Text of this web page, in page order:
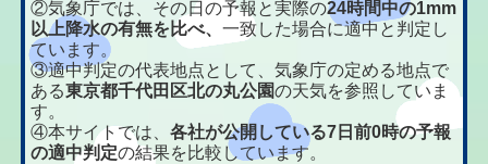
②気象庁では、その日の予報と実際の24時間中の1mm
以上降水の有無を比べ、一致した場合に適中と判定し
ています。
③適中判定の代表地点として、気象庁の定める地点で
ある東京都千代田区北の丸公園の天気を参照していま
す。
④本サイトでは、各社が公開している7日前0時の予報
の適中判定の結果を比較しています。